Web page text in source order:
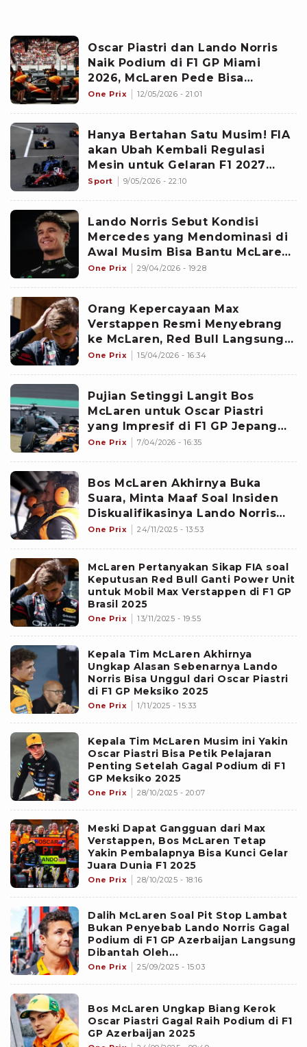
Oscar Piastri dan Lando Norris
Naik Podium di F1 GP Miami
2026, McLaren Pede Bisa
Pertahankan Gelar Ganda Musim
One Prix 12/05/2026 - 21:01
Hanya Bertahan Satu Musim! FIA
akan Ubah Kembali Regulasi
Mesin untuk Gelaran F1 2027
Mendatang
Sport 9/05/2026 - 22:10
Lando Norris Sebut Kondisi
Mercedes yang Mendominasi di
Awal Musim Bisa Bantu McLaren
Menjuarai F1 2026
One Prix 29/04/2026 - 19:28
Orang Kepercayaan Max
Verstappen Resmi Menyebrang
ke McLaren, Red Bull Langsung
Buka Suara dengan Bilang...
One Prix 15/04/2026 - 16:34
Pujian Setinggi Langit Bos
McLaren untuk Oscar Piastri
yang Impresif di F1 GP Jepang
2026, Tanpa Ragu Mengakui...
One Prix 7/04/2026 - 16:35
Bos McLaren Akhirnya Buka
Suara, Minta Maaf Soal Insiden
Diskualifikasinya Lando Norris
dan Oscar Piastri
One Prix 24/11/2025 - 13:53
McLaren Pertanyakan Sikap FIA soal
Keputusan Red Bull Ganti Power Unit
untuk Mobil Max Verstappen di F1 GP
Brasil 2025
One Prix 13/11/2025 - 19:55
Kepala Tim McLaren Akhirnya
Ungkap Alasan Sebenarnya Lando
Norris Bisa Unggul dari Oscar Piastri
di F1 GP Meksiko 2025
One Prix 1/11/2025 - 15:33
Kepala Tim McLaren Musim ini Yakin
Oscar Piastri Bisa Petik Pelajaran
Penting Setelah Gagal Podium di F1
GP Meksiko 2025
One Prix 28/10/2025 - 20:07
Meski Dapat Gangguan dari Max
Verstappen, Bos McLaren Tetap
Yakin Pembalapnya Bisa Kunci Gelar
Juara Dunia F1 2025
One Prix 28/10/2025 - 18:16
Dalih McLaren Soal Pit Stop Lambat
Bukan Penyebab Lando Norris Gagal
Podium di F1 GP Azerbaijan Langsung
Dibantah Oleh...
One Prix 25/09/2025 - 15:03
Bos McLaren Ungkap Biang Kerok
Oscar Piastri Gagal Raih Podium di F1
GP Azerbaijan 2025